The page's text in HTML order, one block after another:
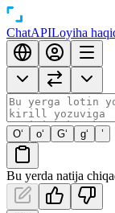
ChatAPILoyiha
O‘ o‘ G‘ g‘ ’
Bu yerda natija